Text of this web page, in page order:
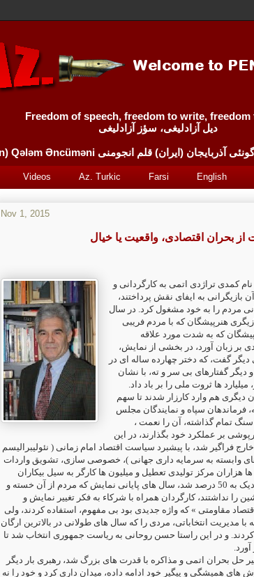
Freedom of speech, freedom to write, freedom
دیل آزادلیغی، سؤز آزادلیغی
Videos Az. Turkic Farsi English
Nov 1, 2015
بحران اقتصادی، واقعیت یا خیال
کمدی تراژدی اتمی به کارگردانی و
بازیگرانی به ایفای نقش پرداختند،
مردم را به خود مشغول کرد. در سال
هنرپیشگان که با مردم فریبی
که به شدت مورد علاقه
بر زبان آورد، در بخشی از نمایش،
گفت، که دختر چهارده ساله ای در
دیگر گفتارهای بی سر و ته، با نشان
میلیارد ها ثروت ملی را بر باد داد.
هم وارد کارزار شدند تا سهم
فرماندهان سپاه و نمایندگان مجلس
تمام گذاشته، آن را نعمت ،
بر عملکرد خود بگذارند، در این
فراگیر شد، با پیشبرد سیاست اقتصاد امام زمانی ( نئولیبرالیسم
وابسته به سرمایه داری جهانی )، خصوصی سازی، تشویق واردات
هزاران مرکز تولیدی تعطیل و میلیون ها کارگر به سیل بیکاران
پیوستند، همراه با آن میزان تورم نزدیک به 50 درصد شد، سال های پایانی نمایش که مردم از آن خسته و
را نداشتند، کارگردان همراه با شرکاء به فکر تغییر نمایش و
مقاومتی » که واژه جدیدی بود بی مفهوم، استفاده کردند، ولی
مدیریت انتخاباتی، مردی را که سال های طولانی در بالاترین ارگان
کردند. و در این راستا حسن روحانی به ریاست جمهوری انتخاب شد تا
حل بحران اتمی و مذاکره با قدرت های بزرگ شد، رهبری بار دیگر
های همیشگی و پیگیر خود ادامه داده، میدان داری کرد و خود را نه